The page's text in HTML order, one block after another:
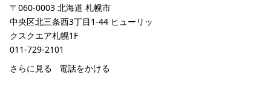
〒060-0003 北海道 札幌市
中央区北三条西3丁目1-44 ヒューリッ
クスクエア札幌1F
011-729-2101
さらに見る
電話をかける